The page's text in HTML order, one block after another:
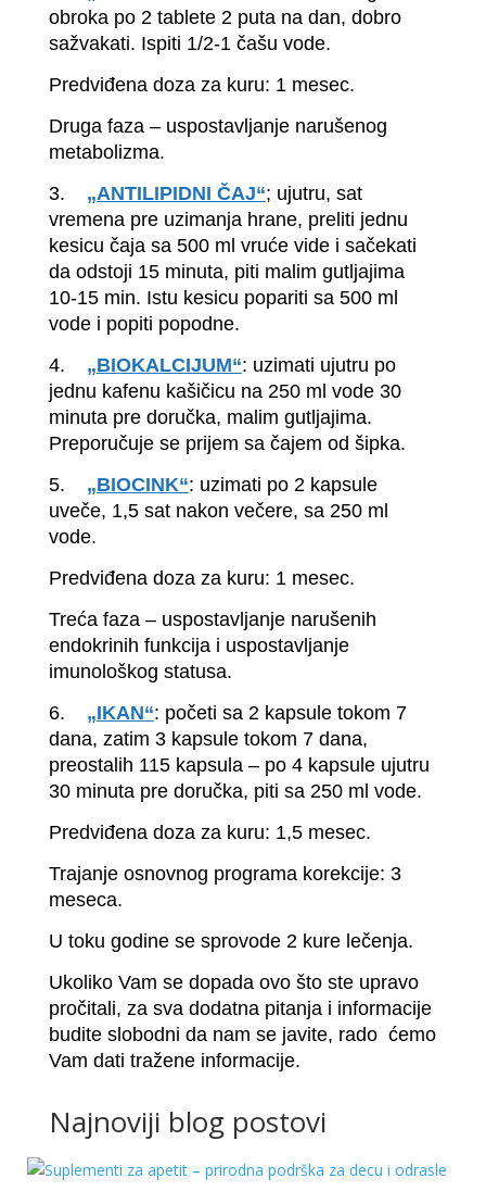
obroka po 2 tablete 2 puta na dan, dobro
sažvakati. Ispiti 1/2-1 čašu vode.
Predviđena doza za kuru: 1 mesec.
Druga faza – uspostavljanje narušenog
metabolizma.
3. „ANTILIPIDNI ČAJ“; ujutru, sat
vremena pre uzimanja hrane, preliti jednu
kesicu čaja sa 500 ml vruće vide i sačekati
da odstoji 15 minuta, piti malim gutljajima
10-15 min. Istu kesicu popariti sa 500 ml
vode i popiti popodne.
4. „BIOKALCIJUM“: uzimati ujutru po
jednu kafenu kašičicu na 250 ml vode 30
minuta pre doručka, malim gutljajima.
Preporučuje se prijem sa čajem od šipka.
5. „BIOCINK“: uzimati po 2 kapsule
uveče, 1,5 sat nakon večere, sa 250 ml
vode.
Predviđena doza za kuru: 1 mesec.
Treća faza – uspostavljanje narušenih
endokrinih funkcija i uspostavljanje
imunološkog statusa.
6. „IKAN“: početi sa 2 kapsule tokom 7
dana, zatim 3 kapsule tokom 7 dana,
preostalih 115 kapsula – po 4 kapsule ujutru
30 minuta pre doručka, piti sa 250 ml vode.
Predviđena doza za kuru: 1,5 mesec.
Trajanje osnovnog programa korekcije: 3
meseca.
U toku godine se sprovode 2 kure lečenja.
Ukoliko Vam se dopada ovo što ste upravo
pročitali, za sva dodatna pitanja i informacije
budite slobodni da nam se javite, rado ćemo
Vam dati tražene informacije.
Najnoviji blog postovi